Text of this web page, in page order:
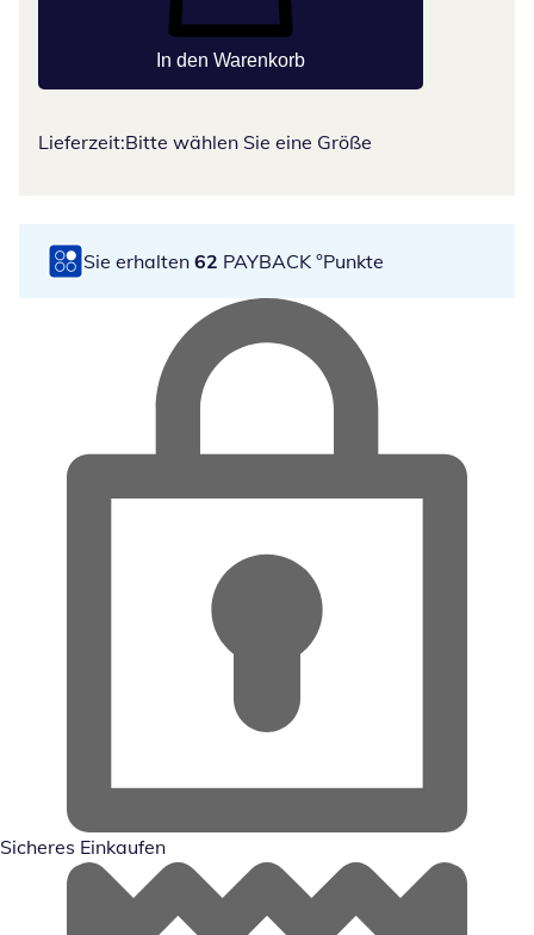
In den Warenkorb
Lieferzeit:Bitte wählen Sie eine Größe
Sie erhalten 62 PAYBACK °Punkte
Sicheres Einkaufen